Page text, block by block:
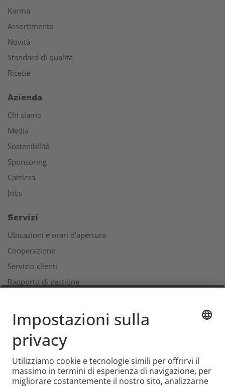
Karma
Assortimento
Novità
Standard di qualità
Ricette
Azienda
Chi siamo
Media
Sostenibilità
Sponsoring
Carriera
Jobs
Servizi
Ubicazioni e orari d'apertura
Cooperazione
Servizio clienti
Rapporto di gestione
L'universo Coop
Supermercato online Coop
Formati e servizi
Social Media